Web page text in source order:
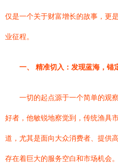
仅是一个关于财富增长的故事，更
业征程。
一、 精准切入：发现蓝海，锚
一切的起点源于一个简单的观
好者，他敏锐地察觉到，传统渔具
道，尤其是面向大众消费者、提供
存在着巨大的服务空白和市场机会